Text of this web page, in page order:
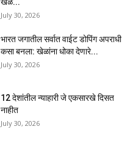
July 30, 2026
भारत जगातील सर्वात वाईट डोपिंग अपराधी
कसा बनला: खेळांना धोका देणारे...
July 30, 2026
12 देशांतील न्याहारी जे एकसारखे दिसत
नाहीत
July 30, 2026